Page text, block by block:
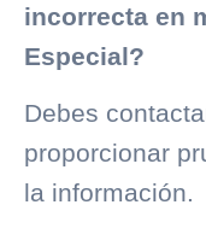
incorrecta en
Especial?
Debes
proporcionar
la información.